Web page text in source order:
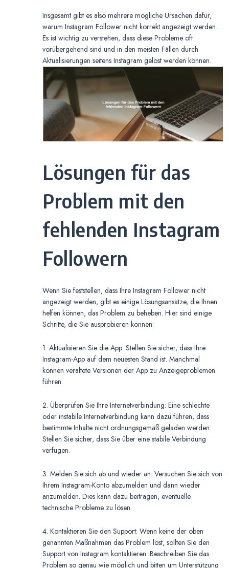
Insgesamt gibt es also mehrere mögliche Ursachen dafür,
warum Instagram Follower nicht korrekt angezeigt werden.
Es ist wichtig zu verstehen, dass diese Probleme oft
vorübergehend sind und in den meisten Fällen durch
Aktualisierungen seitens Instagram gelöst werden können.
Lösungen für das
Problem mit den
fehlenden Instagram
Followern
Wenn Sie feststellen, dass Ihre Instagram Follower nicht
angezeigt werden, gibt es einige Lösungsansätze, die Ihnen
helfen können, das Problem zu beheben. Hier sind einige
Schritte, die Sie ausprobieren können:
1. Aktualisieren Sie die App: Stellen Sie sicher, dass Ihre
Instagram-App auf dem neuesten Stand ist. Manchmal
können veraltete Versionen der App zu Anzeigeproblemen
führen.
2. Überprüfen Sie Ihre Internetverbindung: Eine schlechte
oder instabile Internetverbindung kann dazu führen, dass
bestimmte Inhalte nicht ordnungsgemäß geladen werden.
Stellen Sie sicher, dass Sie über eine stabile Verbindung
verfügen.
3. Melden Sie sich ab und wieder an: Versuchen Sie sich von
Ihrem Instagram-Konto abzumelden und dann wieder
anzumelden. Dies kann dazu beitragen, eventuelle
technische Probleme zu lösen.
4. Kontaktieren Sie den Support: Wenn keine der oben
genannten Maßnahmen das Problem löst, sollten Sie den
Support von Instagram kontaktieren. Beschreiben Sie das
Problem so genau wie möglich und bitten um Unterstützung